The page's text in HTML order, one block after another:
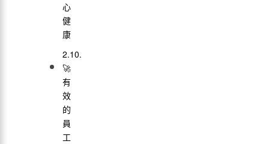
心
健
康
🚀
有
效
的
員
工